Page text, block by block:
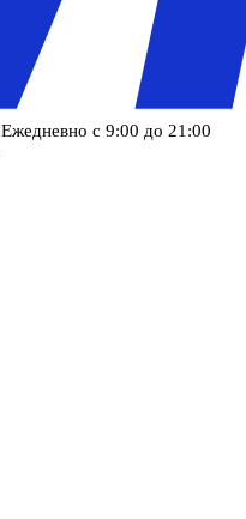
Ежедневно с 9:00 до 21:00